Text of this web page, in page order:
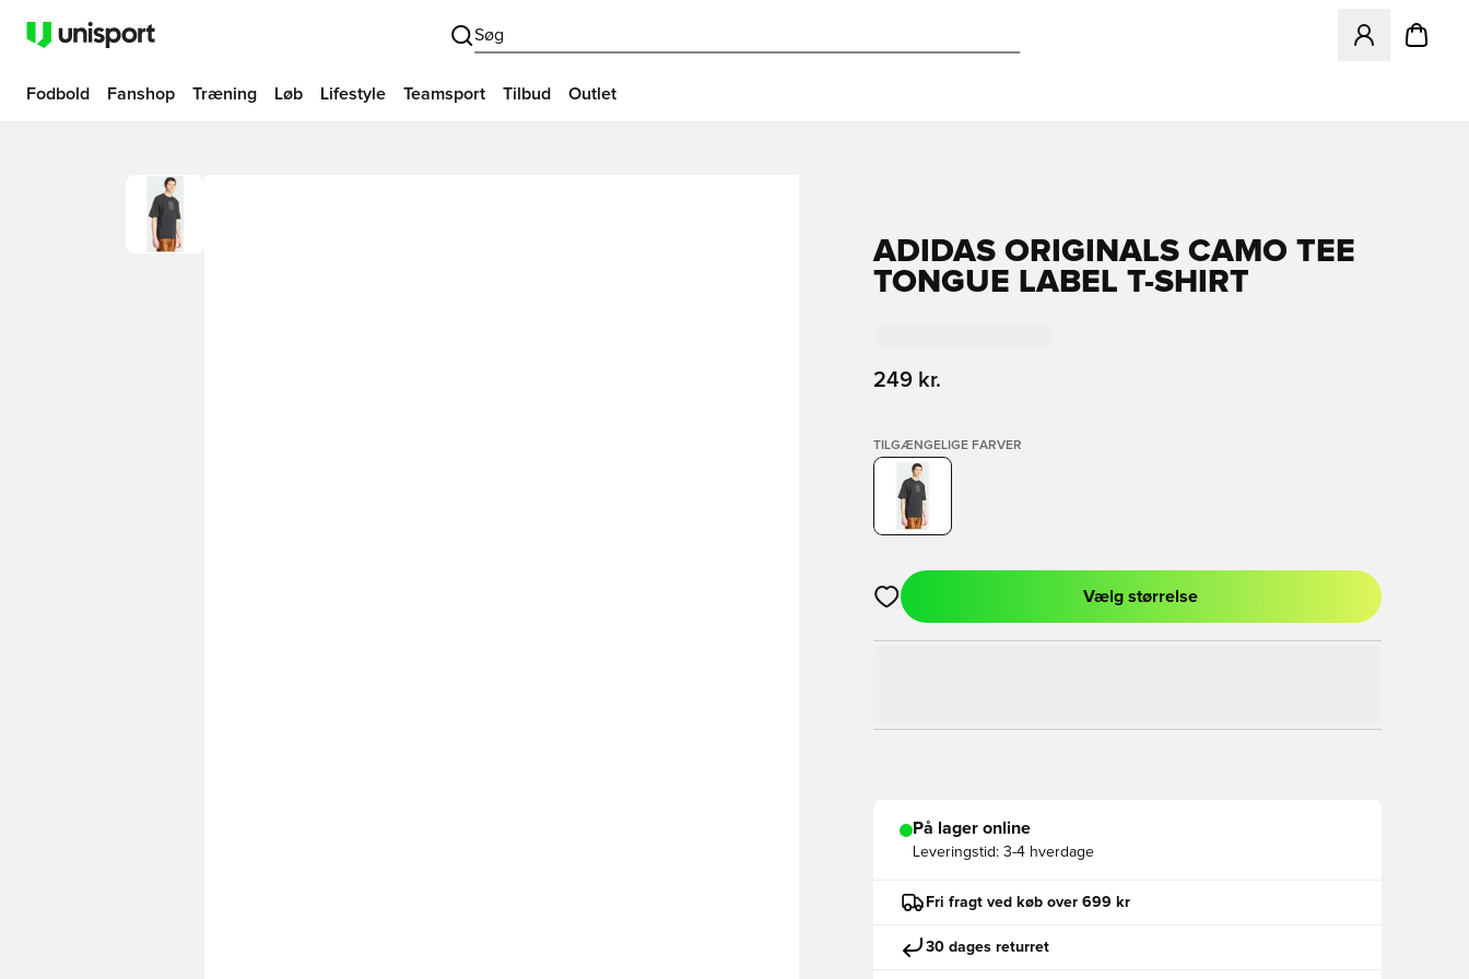
Søg
Åbner en
Fodbold Fanshop Træning Løb Lifestyle Teamsport Tilbud Outlet
ADIDAS ORIGINALS CAMO TEE
TONGUE LABEL T-SHIRT
249 kr.
TILGÆNGELIGE FARVER
Åbner en Modal til at logge ind eller tilmelde dig som medlem
Vælg størrelse
På lager online
Leveringstid: 3-4 hverdage
Fri fragt ved køb over 699 kr
30 dages returret